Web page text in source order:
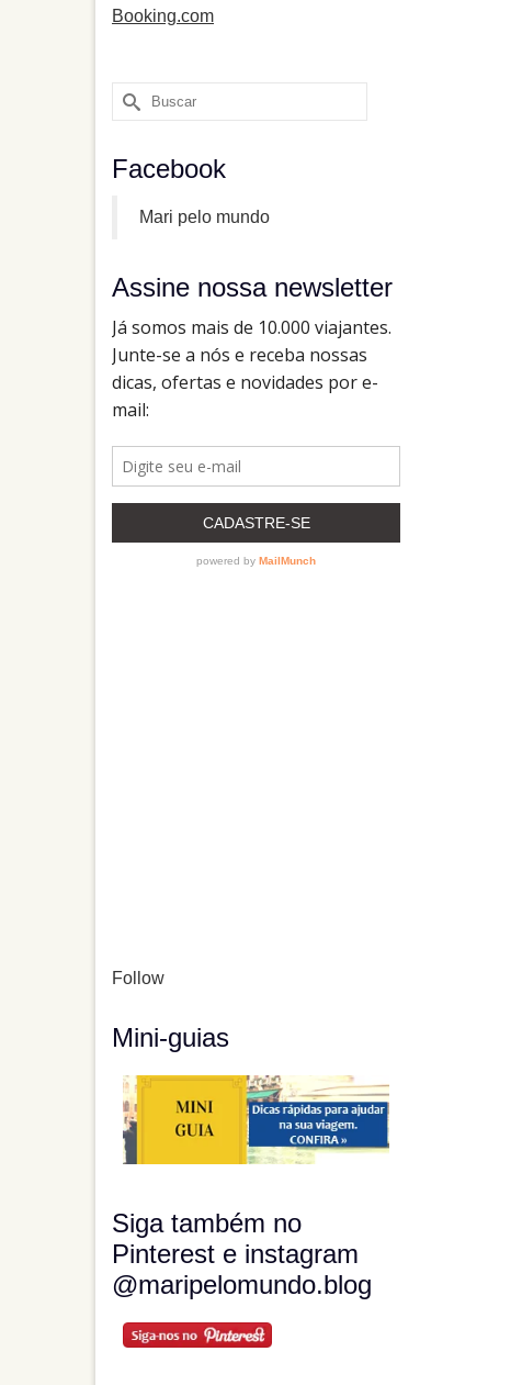
Booking.com
Buscar
por:
Facebook
Mari pelo mundo
Assine nossa newsletter
Follow
Mini-guias
Siga também no
Pinterest e instagram
@maripelomundo.blog